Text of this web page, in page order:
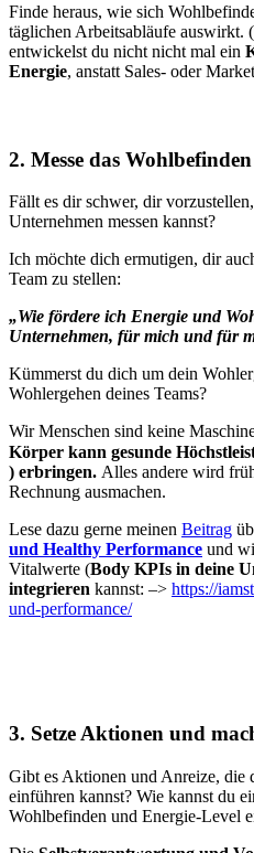
Finde heraus, wie sich
täglichen Arbeitsabläufe auswirkt.
entwickelst du nicht nicht mal ein
Energie, anstatt Sales- oder
2. Messe das Wohlbefinden
Fällt es dir schwer, dir
Unternehmen messen kannst?
Ich möchte dich ermutigen, dir
Team zu stellen:
„Wie fördere ich Energie und
Unternehmen, für mich und für
Kümmerst du dich um dein
Wohlergehen deines Teams?
Wir Menschen sind keine
Körper kann gesunde
) erbringen. Alles andere wird
Rechnung ausmachen.
Lese dazu gerne meinen Beitrag
und Healthy Performance und
Vitalwerte (Body KPIs in deine
integrieren kannst: –> https://
und-performance/
3. Setze Aktionen und
Gibt es Aktionen und Anreize, die
einführen kannst? Wie kannst du
Wohlbefinden und Energie-Level